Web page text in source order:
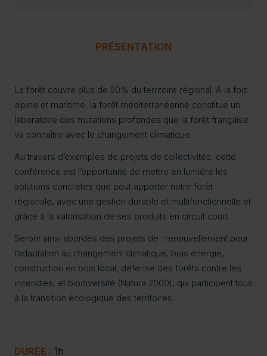
PRÉSENTATION
La forêt couvre plus de 50% du territoire régional. A la fois
alpine et maritime, la forêt méditerranéenne constitue un
laboratoire des mutations profondes que la forêt française
va connaître avec le changement climatique.
Au travers d’exemples de projets de collectivités, cette
conférence est l’opportunité de mettre en lumière les
solutions concrètes que peut apporter notre forêt
régionale, avec une gestion durable et multifonctionnelle et
grâce à la valorisation de ses produits en circuit court.
Seront ainsi abordés des projets de : renouvellement pour
l’adaptation au changement climatique, bois énergie,
construction en bois local, défense des forêts contre les
incendies, et biodiversité (Natura 2000), qui participent tous
à la transition écologique des territoires.
DURÉE : 1h